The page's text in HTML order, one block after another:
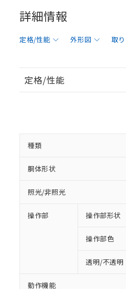
詳細情報
定格/性能 外形図 取
定格/性能
種類
胴体形状
照光/非照光
操作部 操作部形状
操作部色
透明/不透明
動作機能